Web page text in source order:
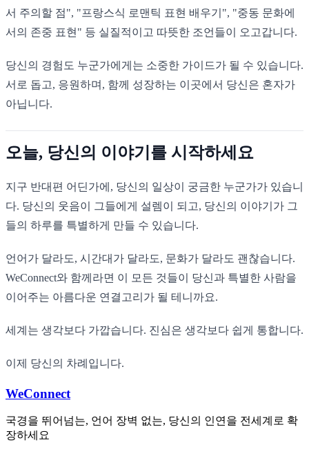
서 주의할 점", "프랑스식 로맨틱 표현 배우기", "중동 문화에
서의 존중 표현" 등 실질적이고 따뜻한 조언들이 오고갑니다.
당신의 경험도 누군가에게는 소중한 가이드가 될 수 있습니다.
서로 돕고, 응원하며, 함께 성장하는 이곳에서 당신은 혼자가
아닙니다.
오늘, 당신의 이야기를 시작하세요
지구 반대편 어딘가에, 당신의 일상이 궁금한 누군가가 있습니
다. 당신의 웃음이 그들에게 설렘이 되고, 당신의 이야기가 그
들의 하루를 특별하게 만들 수 있습니다.
언어가 달라도, 시간대가 달라도, 문화가 달라도 괜찮습니다.
WeConnect와 함께라면 이 모든 것들이 당신과 특별한 사람을
이어주는 아름다운 연결고리가 될 테니까요.
세계는 생각보다 가깝습니다. 진심은 생각보다 쉽게 통합니다.
이제 당신의 차례입니다.
WeConnect
국경을 뛰어넘는, 언어 장벽 없는, 당신의 인연을 전세계로 확
장하세요